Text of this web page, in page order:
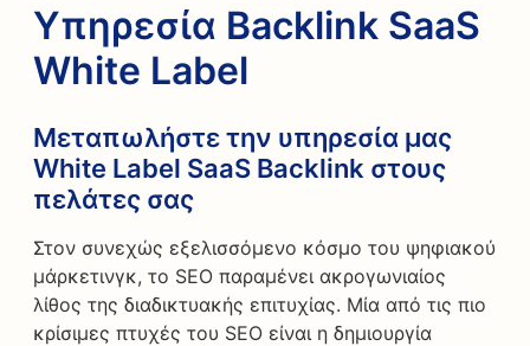
Υπηρεσία Backlink SaaS
White Label
Μεταπωλήστε την υπηρεσία μας
White Label SaaS Backlink στους
πελάτες σας
Στον συνεχώς εξελισσόμενο κόσμο του ψηφιακού
μάρκετινγκ, το SEO παραμένει ακρογωνιαίος
λίθος της διαδικτυακής επιτυχίας. Μία από τις πιο
κρίσιμες πτυχές του SEO είναι η δημιουργία